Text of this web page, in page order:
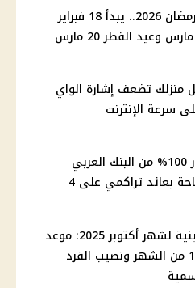
موعد شهر رمضان 2026.. يبدأ 18 فبراير
منزلك تضعف إشارة الواي
سرعة الإنترنت
شهادة ادخار 100% من البنك العربي
الأفريقي متاحة بعائد تراكمي على 4
السلع التموينية لشهر أكتوبر 2025: موعد
الصرف يبدأ 1 من الشهر ونصيب الفرد